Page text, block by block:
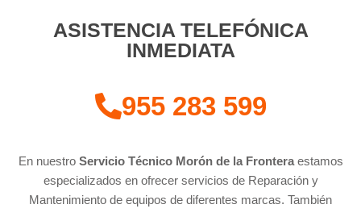
ASISTENCIA TELEFÓNICA
INMEDIATA
955 283 599
En nuestro Servicio Técnico Morón de la Frontera estamos
especializados en ofrecer servicios de Reparación y
Mantenimiento de equipos de diferentes marcas. También